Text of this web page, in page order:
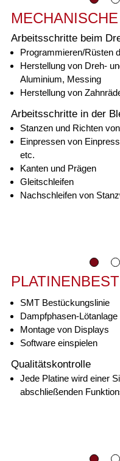
Arbeitsschritte beim
Programmieren/Rüsten
Herstellung von Dreh-
Aluminium, Messing
Herstellung von
Arbeitsschritte in der
Stanzen und Richten
Einpressen von
etc.
Kanten und Prägen
Gleitschleifen
Nachschleifen von
SMT Bestückungslinie
Dampfphasen-Lötanlage
Montage von Displays
Software einspielen
Qualitätskontrolle
Jede Platine wird einer
abschließenden